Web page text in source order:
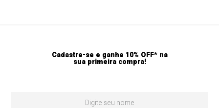
Cadastre-se e ganhe 10% OFF* na
sua primeira compra!